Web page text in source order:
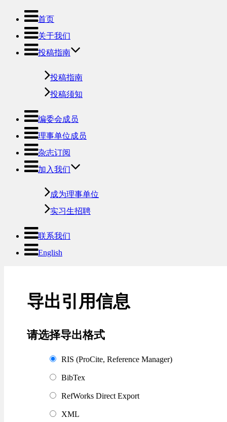
首页
关于我们
投稿指南
投稿指南
投稿须知
编委会成员
理事单位成员
杂志订阅
加入我们
成为理事单位
实习生招聘
联系我们
English
导出引用信息
请选择导出格式
RIS (ProCite, Reference Manager)
BibTex
RefWorks Direct Export
XML